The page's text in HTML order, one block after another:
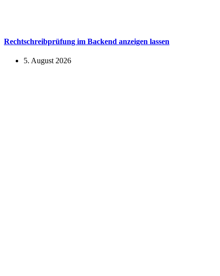
Rechtschreibprüfung im Backend anzeigen lassen
5. August 2026